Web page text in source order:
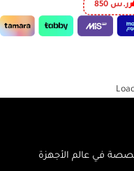
ر.س 850
في عالم الأجهزة